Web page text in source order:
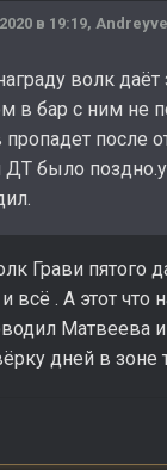
в 19:19,
волк
в бар с ним не
пропадет после
было
Грави пятого
всё . А этот что
Матвеева
дней в зоне